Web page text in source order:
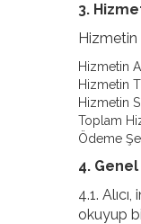
3.
Hizmetin
Hizmetin
Hizmetin
Hizmetin
Toplam
Ödeme
4.
4.1.
okuyup